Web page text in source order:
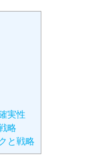
実性
略
と戦略